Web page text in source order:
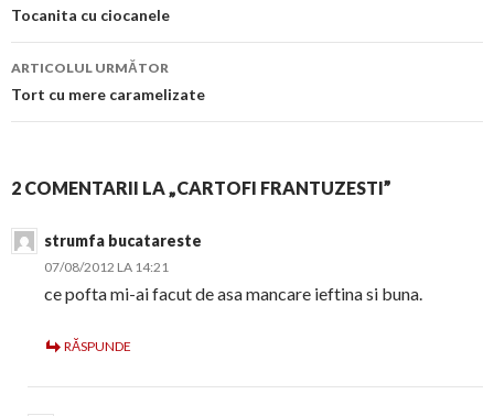
în
articol
Tocanita cu ciocanele
ARTICOLUL URMĂTOR
Tort cu mere caramelizate
2 COMENTARII LA „CARTOFI FRANTUZESTI”
strumfa bucatareste
07/08/2012 LA 14:21
ce pofta mi-ai facut de asa mancare ieftina si buna.
RĂSPUNDE